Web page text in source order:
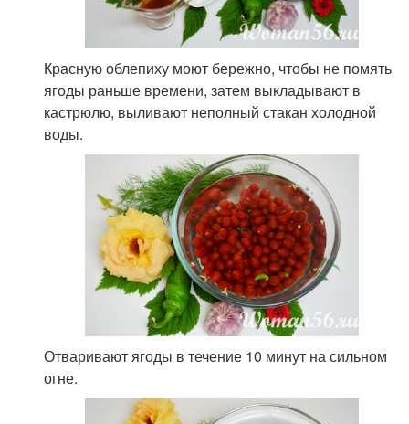
Красную облепиху моют бережно, чтобы не помять
ягоды раньше времени, затем выкладывают в
кастрюлю, выливают неполный стакан холодной
воды.
Отваривают ягоды в течение 10 минут на сильном
огне.